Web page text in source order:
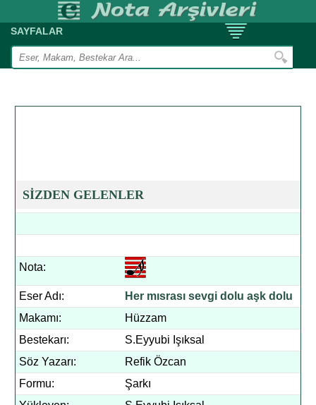
SAYFALAR
SİZDEN GELENLER
Nota:
Eser Adı:
Her mısrası sevgi dolu aşk dolu
Makamı:
Hüzzam
Bestekarı:
S.Eyyubi Işıksal
Söz Yazarı:
Refik Özcan
Formu:
Şarkı